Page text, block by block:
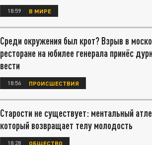
18:59 В МИРЕ
Среди окружения был крот? Взрыв в
ресторане на юбилее генерала принёс
вести
18:56 ПРОИСШЕСТВИЯ
Старости не существует: ментальный
который возвращает телу молодость
18:28 ОБЩЕСТВО